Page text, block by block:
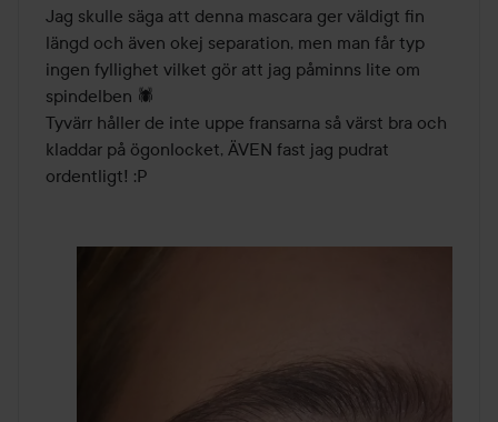
av
5
Jag skulle säga att denna mascara ger väldigt fin
längd och även okej separation, men man får typ
ingen fyllighet vilket gör att jag påminns lite om
spindelben 🕷️
Tyvärr håller de inte uppe fransarna så värst bra och
kladdar på ögonlocket, ÄVEN fast jag pudrat
ordentligt! :P